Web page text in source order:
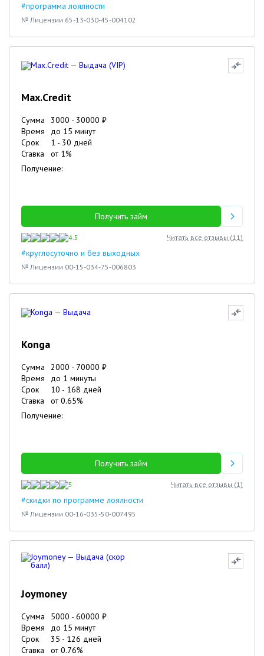
#программа лоялности
№ Лицензии 65-13-030-45-004102
Max.Credit
Сумма 3000 - 30000 ₽
Время
до 15 минут
Срок
1 - 30 дней
Ставка
от 1%
Получение:
Получить займ
4.5 Читать все отзывы (11)
#круглосуточно и без выходных
№ Лицензии 00-15-034-75-006803
Konga
Сумма 2000 - 70000 ₽
Время
до 1 минуты
Срок
10 - 168 дней
Ставка
от0.65%
Получение:
Получить займ
5 Читать все отзывы (1)
#скидки по программе лоялности
№ Лицензии 00-16-035-50-007495
Joymoney
Сумма 5000 - 60000 ₽
Время
до 15 минут
Срок
35 - 126 дней
Ставка
от0.76%